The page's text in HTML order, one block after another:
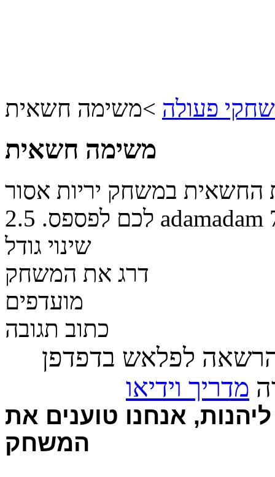
פעולה >משימה חשאית
משימה חשאית
במשחק יריות אסור
לכם לפספס. 2.5 adamadam
שינוי גודל
דרג את המשחק
מועדפים
כתוב תגובה
לפלאש בדפדפן
מדריך וידיאו
אנחנו טוענים את
המשחק